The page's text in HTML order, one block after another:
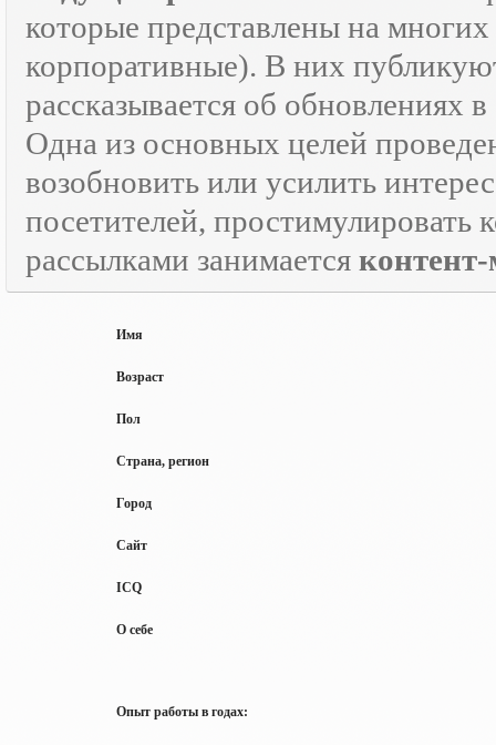
которые представлены на
корпоративные). В них
рассказывается об обновлениях
Одна из основных целей
возобновить или усилить
посетителей, простимулировать
рассылками занимается
Имя
Возраст
Пол
Страна, регион
Город
Сайт
ICQ
О себе
Опыт работы в годах: